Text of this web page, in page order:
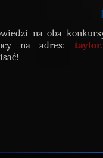
na oba
na adres: